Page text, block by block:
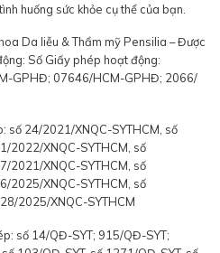
huống sức khỏe cụ thể của bạn.
Da liễu & Thẩm mỹ Pensilia – Được
Số Giấy phép hoạt động:
GPHĐ; 07646/HCM-GPHĐ; 2066/
số 24/2021/XNQC-SYTHCM, số
2022/XNQC-SYTHCM, số
2021/XNQC-SYTHCM, số
2025/XNQC-SYTHCM, số
2025/XNQC-SYTHCM
số 14/QĐ-SYT; 915/QĐ-SYT;